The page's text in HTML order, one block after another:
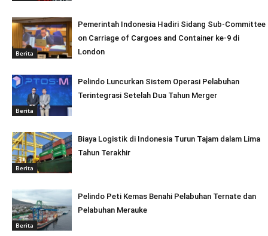
Berita
Pemerintah Indonesia Hadiri Sidang Sub-Committee
on Carriage of Cargoes and Container ke-9 di
London
Berita
Pelindo Luncurkan Sistem Operasi Pelabuhan
Terintegrasi Setelah Dua Tahun Merger
Berita
Biaya Logistik di Indonesia Turun Tajam dalam Lima
Tahun Terakhir
Berita
Pelindo Peti Kemas Benahi Pelabuhan Ternate dan
Pelabuhan Merauke